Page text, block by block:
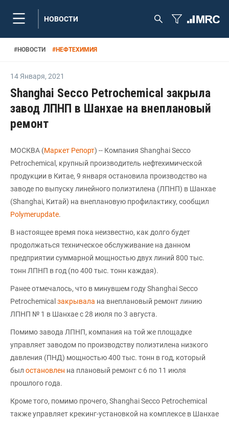
НОВОСТИ
#НОВОСТИ #НЕФТЕХИМИЯ
14 Января, 2021
Shanghai Secco Petrochemical закрыла
завод ЛПНП в Шанхае на внеплановый
ремонт
МОСКВА (Маркет Репорт) -- Компания Shanghai Secco
Petrochemical, крупный производитель нефтехимической
продукции в Китае, 9 января остановила производство на
заводе по выпуску линейного полиэтилена (ЛПНП) в Шанхае
(Shanghai, Китай) на внеплановую профилактику, сообщил
Polymerupdate.
В настоящее время пока неизвестно, как долго будет
продолжаться техническое обслуживание на данном
предприятии суммарной мощностью двух линий 800 тыс.
тонн ЛПНП в год (по 400 тыс. тонн каждая).
Ранее отмечалось, что в минувшем году Shanghai Secco
Petrochemical закрывала на внеплановый ремонт линию
ЛПНП № 1 в Шанхае с 28 июля по 3 августа.
Помимо завода ЛПНП, компания на той же площадке
управляет заводом по производству полиэтилена низкого
давления (ПНД) мощностью 400 тыс. тонн в год, который
был остановлен на плановый ремонт с 6 по 11 июля
прошлого года.
Кроме того, помимо прочего, Shanghai Secco Petrochemical
также управляет крекинг-установкой на комплексе в Шанхае